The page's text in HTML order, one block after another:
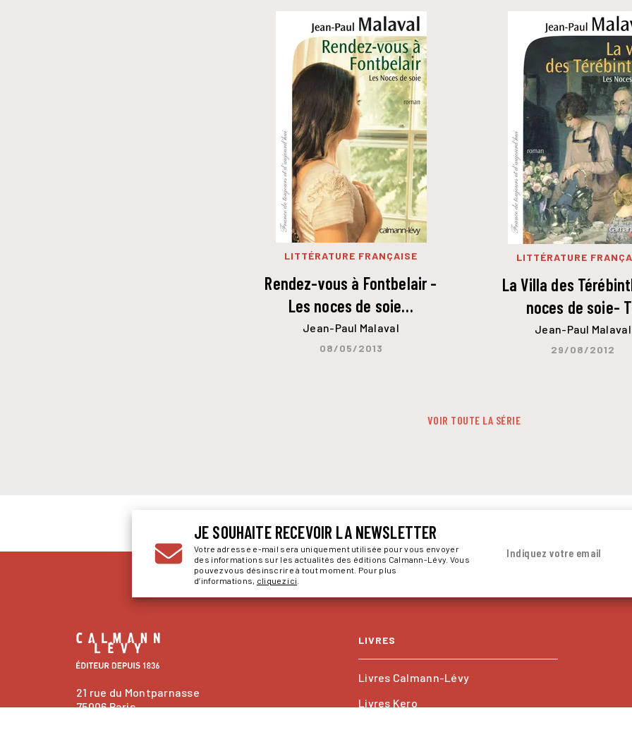
LITTÉRATURE FRANÇAISE
Rendez-vous à Fontbelair -
Les noces de soie…
Jean-Paul Malaval
08/05/2013
LITTÉRATURE
La Villa des
noces de soie-
Jean-Paul Malaval
29/08/2012
VOIR TOUTE LA SÉRIE
JE SOUHAITE RECEVOIR LA NEWSLETTER
Votre adresse e-mail sera uniquement utilisée pour vous envoyer
des informations sur les actualités des éditions Calmann-Lévy. Vous
pouvez vous désinscrire à tout moment. Pour plus
d’informations, cliquez ici
Indiquez votre email
21 rue du Montparnasse
75006 Paris
LIVRES
Livres Calmann-Lévy
Livres Kero